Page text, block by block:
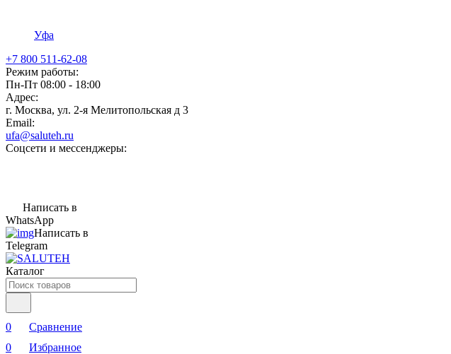
Уфа
+7 800 511-62-08
Режим работы:
Пн-Пт 08:00 - 18:00
Адрес:
г. Москва, ул. 2-я Мелитопольская д 3
Email:
ufa@saluteh.ru
Соцсети и мессенджеры:
Написать в
WhatsApp
Написать в
Telegram
Каталог
0
Сравнение
0
Избранное